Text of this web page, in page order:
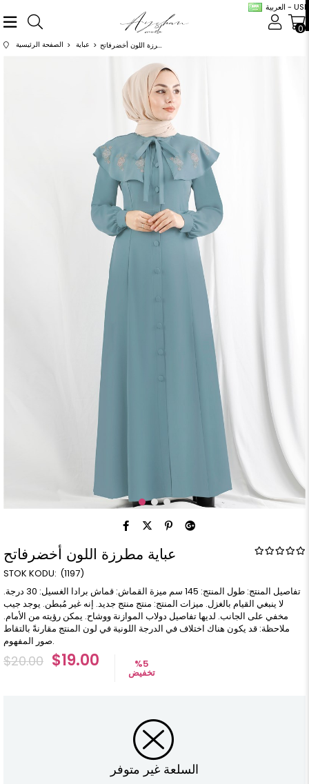
العربية - USD
0
الصفحة الرئيسية عباية عباية مطرزة اللون أخضرفاتح
عباية مطرزة اللون أخضرفاتح
(1197)
تفاصيل المنتج: طول المنتج: 145 سم ميزة القماش: قماش برادا الغسيل: 30 درجة.
لا ينبغي القيام بالغزل. ميزات المنتج: منتج منتج جديد. إنه غير مُبطن. يوجد جيب
مخفي على الجانب. لديها تفاصيل دولاب الموازنة ووشاح. يمكن رؤيته من الأمام.
ملاحظة: قد يكون هناك اختلاف في الدرجة اللونية في لون المنتج مقارنةً بالتقاط
صور المفهوم.
$20.00 $19.00 %5
تخفيض
السلعة غير متوفر